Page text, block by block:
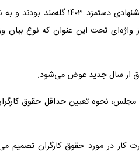
این اظهارات در حالی مطرح شد که نمایندگان کارگری
واژه‌ای تحت این عنوان که نوع بیان
نحوه تعیین حداقل حقوق
کار در مورد حقوق کارگران تصمیم